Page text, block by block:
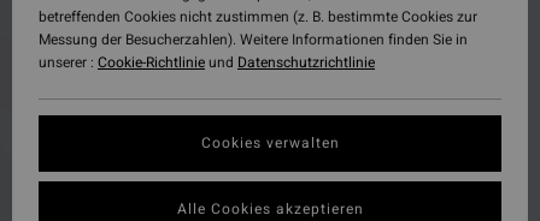
betreffenden Cookies nicht zustimmen (z. B. bestimmte Cookies zur
Messung der Besucherzahlen). Weitere Informationen finden Sie in
unserer : Cookie-Richtlinieund Datenschutzrichtlinie
Cookies verwalten
Alle Cookies akzeptieren